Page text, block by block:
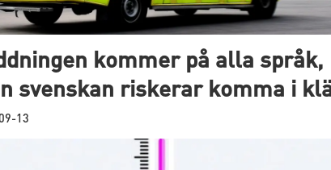
kommer på alla språk,
svenskan riskerar komma i
13